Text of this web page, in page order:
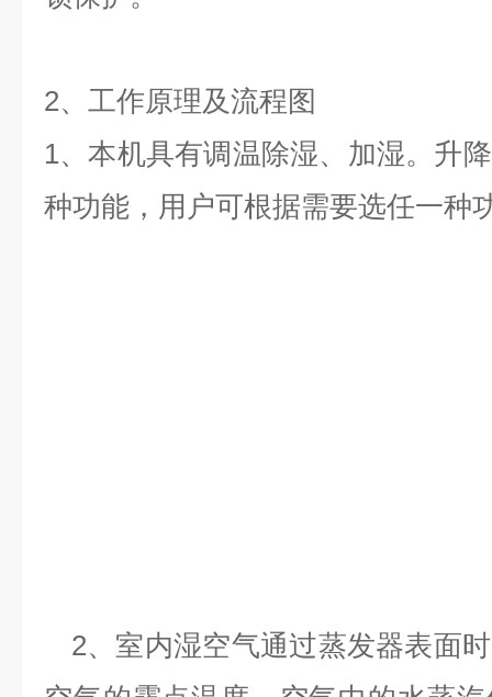
2、工作原理及流程图
1、本机具有调温除湿、加湿。升
种功能，用户可根据需要选任一种
2、室内湿空气通过蒸发器表面